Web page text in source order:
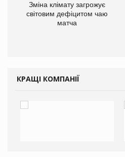
Зміна клімату загрожує
світовим дефіцитом чаю
матча
КРАЩІ КОМПАНІЇ